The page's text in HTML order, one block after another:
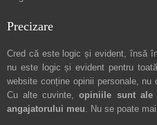
Precizare
Cred că este logic și evident, însă
nu este logic și evident pentru
website conține opinii personale, nu
Cu alte cuvinte,opiniile sunt ale
angajatorului meu. Nu se poate